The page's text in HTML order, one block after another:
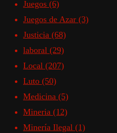
Juegos (6)
Juegos de Azar (3)
Justicia (68)
laboral (29)
Local (207)
Luto (50)
Medicina (5)
Mineria (12)
Minería Ilegal (1)